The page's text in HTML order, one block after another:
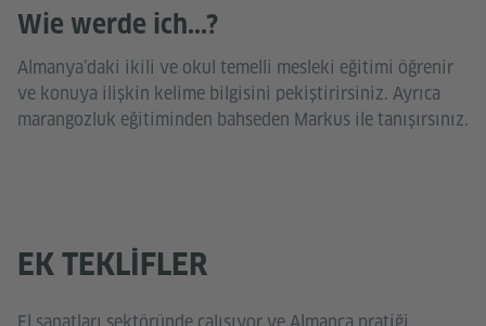
Wie werde ich...?
Almanya’daki ikili ve okul temelli mesleki eğitimi öğrenir
ve konuya ilişkin kelime bilgisini pekiştirirsiniz. Ayrıca
marangozluk eğitiminden bahseden Markus ile tanışırsınız.
EK TEKLIFLER